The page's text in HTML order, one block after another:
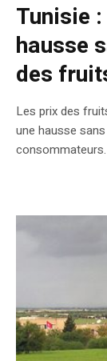
Tunisie
hausse
des
Les prix des
une hausse
consommateurs.